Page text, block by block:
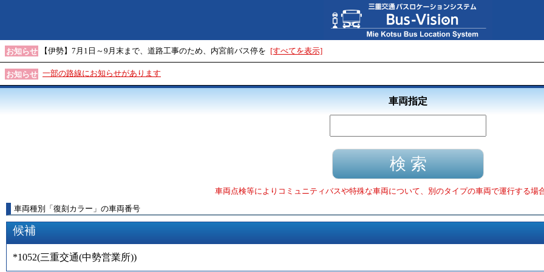
お知らせ 【伊勢】7月1日～9月末まで、道路工事のため、内宮前バス停を [すべてを表示]
お知らせ 一部の路線にお知らせがあります
車両指定
車両点検等によりコミュニティバスや特殊な車両について、別のタイプの車両で運行する場
車両種別
「 復刻カラー 」 の車両番号
候補
*1052(三重交通(中勢営業所))